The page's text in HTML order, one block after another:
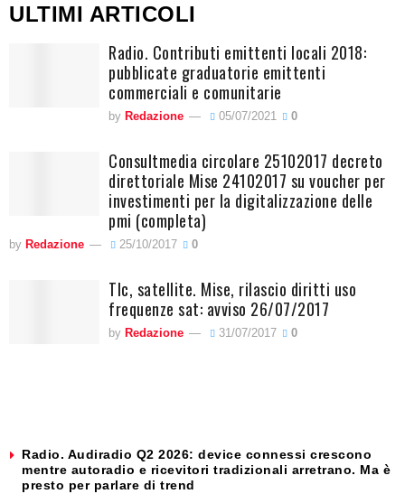
ULTIMI ARTICOLI
Radio. Contributi emittenti locali 2018:
pubblicate graduatorie emittenti
commerciali e comunitarie
by Redazione 05/07/2021 0
Consultmedia circolare 25102017 decreto
direttoriale Mise 24102017 su voucher per
investimenti per la digitalizzazione delle
pmi (completa)
by Redazione 25/10/2017 0
Tlc, satellite. Mise, rilascio diritti uso
frequenze sat: avviso 26/07/2017
by Redazione 31/07/2017 0
Radio. Audiradio Q2 2026: device connessi crescono
mentre autoradio e ricevitori tradizionali arretrano. Ma è
presto per parlare di trend